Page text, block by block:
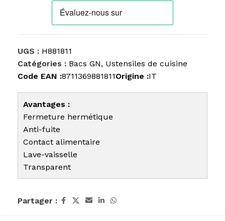
UGS : H881811
Catégories : Bacs GN, Ustensiles de cuisine
Code EAN :8711369881811Origine :IT
Avantages :
Fermeture hermétique
Anti-fuite
Contact alimentaire
Lave-vaisselle
Transparent
Partager :